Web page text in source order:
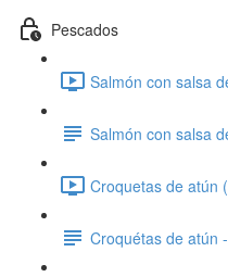
Pescados
Salmón con salsa
Salmón con salsa
Croquetas de atún
Croquétas de atún